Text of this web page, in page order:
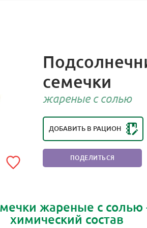
семечки
жареные с солью
ДОБАВИТЬ В РАЦИОН
РЕЙТИНГ ПОЛЕЗНОСТИ
ПОЛЕЗНЫЙ
ПОДЕЛИТЬСЯ
жареные с солью
химический состав